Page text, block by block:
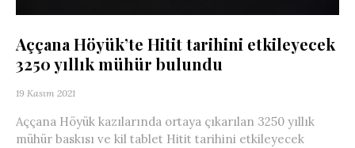
Aççana Höyük’te Hitit tarihini etkileyecek
3250 yıllık mühür bulundu
19 Kasım 2021
Aççana Höyük kazılarında ortaya çıkarılan 3250 yıllık
mühür baskısı ve kil tablet Hitit tarihini etkileyecek